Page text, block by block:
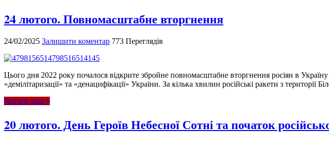
24 лютого. Повномасштабне вторгнення
24/02/2025 Залишити коментар 773 Переглядів
Цього дня 2022 року почалося відкрите збройне повномасштабне вторгнення росіян в
«демілітаризації» та «денацифікації» України. За кілька хвилин російські ракети з території
Читати далі »
20 лютого. День Героїв Небесної Сотні та початок